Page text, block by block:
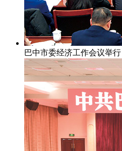
巴中市委经济工作会议举行